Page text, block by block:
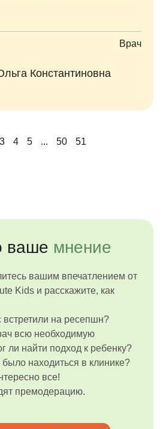
внимание и забота.
ситуациях она
искренняя поддержка
знаю, к кому обращаться в
Врач
Константиновна
3 4 5 ... 50 51
ваше мнение
вашим впечатлением от
Kids и расскажите, как
встретили на ресепшн?
всю необходимую
найти подход к ребенку?
находиться в клинике?
все!
премодерацию.